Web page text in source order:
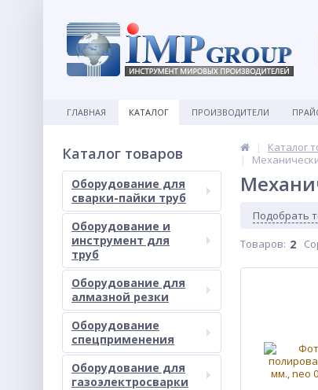
ГЛАВНАЯ КАТАЛОГ ПРОИЗВОДИТЕЛИ
Каталог товаров
Оборудование для
сварки-пайки труб
Оборудование и
инструмент для
труб
Оборудование для
алмазной резки
Оборудование
спецприменения
Оборудование для
газоэлектросварки
Каталог
Подобрать
Товаров: 2